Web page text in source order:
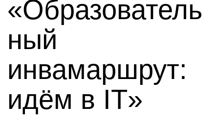
«Образователь
ный
инвамаршрут:
идём в IT»